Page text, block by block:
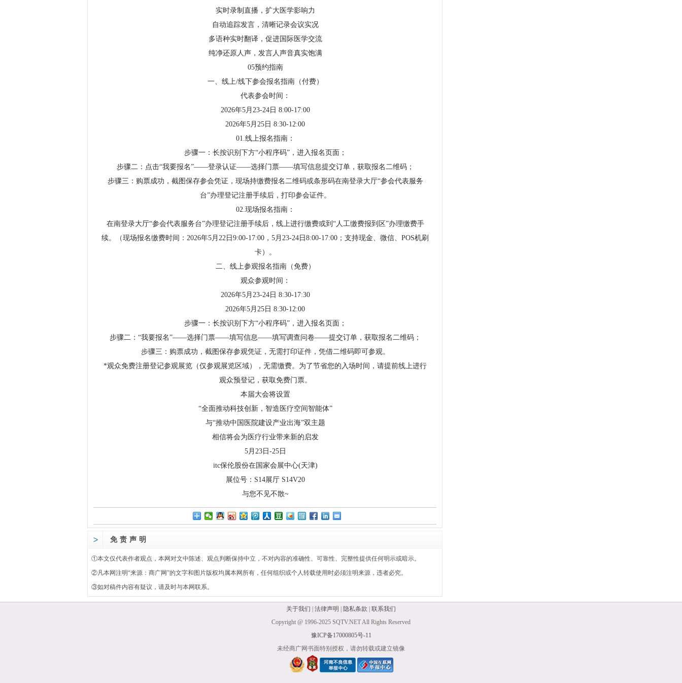
实时录制直播，扩大医学影响力
自动追踪发言，清晰记录会议实况
多语种实时翻译，促进国际医学交流
纯净还原人声，发言人声音真实饱满
05预约指南
一、线上/线下参会报名指南（付费）
代表参会时间：
2026年5月23-24日 8:00-17:00
2026年5月25日 8:30-12:00
01.线上报名指南：
步骤一：长按识别下方“小程序码”，进入报名页面；
步骤二：点击“我要报名”——登录认证——选择门票——填写信息提交订单，获取报名二维码；
步骤三：购票成功，截图保存参会凭证，现场持缴费报名二维码或条形码在南登录大厅“参会代表服务
台”办理登记注册手续后，打印参会证件。
02.现场报名指南：
在南登录大厅“参会代表服务台”办理登记注册手续后，线上进行缴费或到“人工缴费报到区”办理缴费手
续。（现场报名缴费时间：2026年5月22日9:00-17:00，5月23-24日8:00-17:00；支持现金、微信、POS机刷
卡）。
二、线上参观报名指南（免费）
观众参观时间：
2026年5月23-24日 8:30-17:30
2026年5月25日 8:30-12:00
步骤一：长按识别下方“小程序码”，进入报名页面；
步骤二：“我要报名”——选择门票——填写信息——填写调查问卷——提交订单，获取报名二维码；
步骤三：购票成功，截图保存参观凭证，无需打印证件，凭借二维码即可参观。
*观众免费注册登记参观展览（仅参观展览区域），无需缴费。为了节省您的入场时间，请提前线上进行
观众预登记，获取免费门票。
本届大会将设置
“全面推动科技创新，智造医疗空间智能体”
与“推动中国医院建设产业出海”双主题
相信将会为医疗行业带来新的启发
5月23日-25日
itc保伦股份在国家会展中心(天津)
展位号：S14展厅 S14V20
与您不见不散~
免责声明
①本文仅代表作者观点，本网对文中陈述、观点判断保持中立，不对内容的准确性、可靠性、完整性提供任何明示或暗示。
②凡本网注明“来源： 商广网”的文字和图片版权均属本网所有，任何组织或个人转载使用时必须注明来源，违者必究。
③如对稿件内容有疑议，请及时与本网联系。
关于我们 法律声明 隐私条款
联系我们
Copyright @ 1996-2025 SQTV.NET All Rights Reserved
豫ICP备17000805号-11
未经商广网书面特别授权，请勿转载或建立镜像